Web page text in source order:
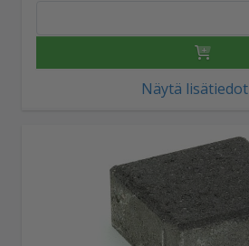
Näytä lisätiedot